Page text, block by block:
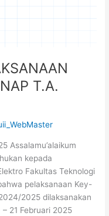
T.A.
Assalamu’alaikum
kepada
Fakultas Teknologi
pelaksanaan Key-
2025 dilaksanakan
21 Februari 2025